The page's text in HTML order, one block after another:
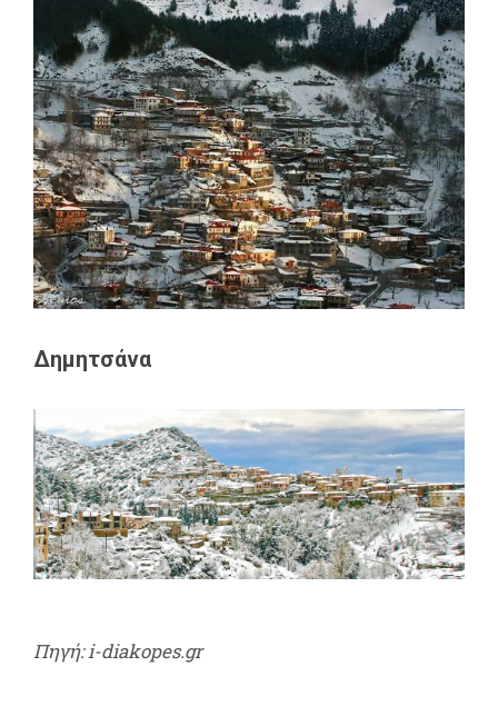
Δημητσάνα
Πηγή: i-diakopes.gr